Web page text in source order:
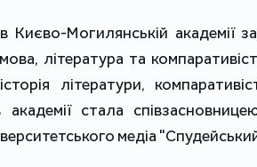
Києво-Могилянській академії
література та
літератури,
академії стала
медіа